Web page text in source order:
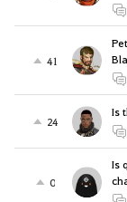
41
24
Is
0
Is